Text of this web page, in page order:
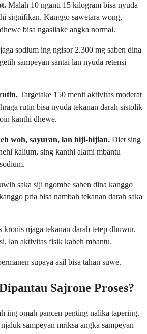
Malah 10 nganti 15 kilogram bisa nyuda
signifikan. Kanggo sawetara wong,
bisa ngasilake angka normal.
sodium ing ngisor 2.300 mg saben dina
sampeyan santai lan nyuda retensi
Targetake 150 menit aktivitas moderat
rutin bisa nyuda tekanan darah sistolik
kanthi dhewe.
woh, sayuran, lan biji-bijian. Diet sing
kalium, sing kanthi alami mbantu
saka siji ngombe saben dina kanggo
pria bisa nambah tekanan darah saka
kronis njaga tekanan darah tetep dhuwur.
lan aktivitas fisik kabeh mbantu.
supaya asil bisa tahan suwe.
Sajrone Proses?
ing omah pancen penting nalika tapering.
sampeyan mriksa angka sampeyan